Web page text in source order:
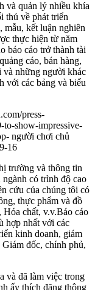
và quản lý nhiều khía
thủ về phát triển
kết luận nghiên
thực hiện từ năm
báo cáo trở thành tài
cáo, bán hàng,
và những người khác
với các bảng và biểu
press-
to-show-impressive-
người chơi chủ
16
trường và thông tin
có trình độ cao
cứu của chúng tôi có
thực phẩm và đồ
chất, v.v.Báo cáo
hợp nhất với các
kinh doanh, giám
đốc, chính phủ,
và đã làm việc trong
ấy thích đăng thông